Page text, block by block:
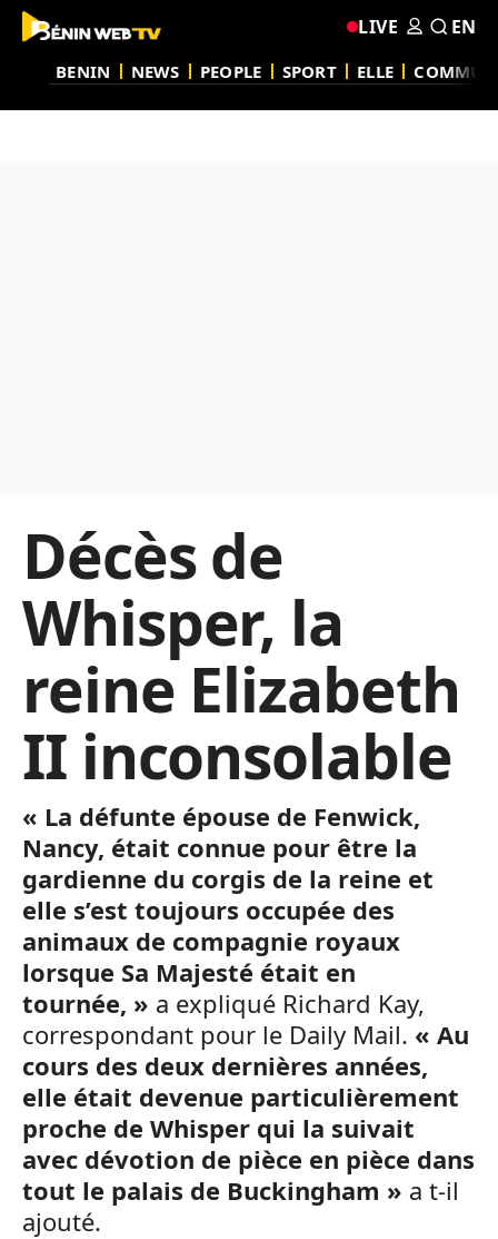
BENIN NEWS PEOPLE SPORT ELLE
LIVE EN
Décès de
Whisper, la
reine Elizabeth
II inconsolable
« La défunte épouse de Fenwick,
Nancy, était connue pour être la
gardienne du corgis de la reine et
elle s’est toujours occupée des
animaux de compagnie royaux
lorsque Sa Majesté était en
tournée, » a expliqué Richard Kay,
correspondant pour le Daily Mail. « Au
cours des deux dernières années,
elle était devenue particulièrement
proche de Whisper qui la suivait
avec dévotion de pièce en pièce dans
tout le palais de Buckingham » a t-il
ajouté.